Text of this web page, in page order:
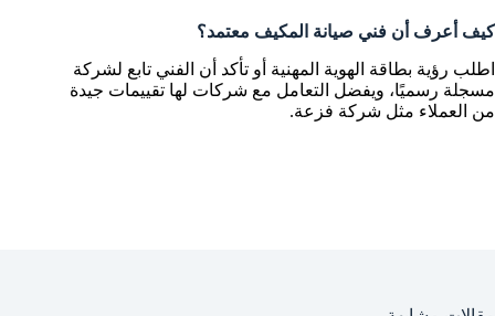
كيف أعرف أن فني صيانة المكيف معتمد؟
اطلب رؤية بطاقة الهوية المهنية أو تأكد أن الفني تابع لشركة
مسجلة رسميًا، ويفضل التعامل مع شركات لها تقييمات جيدة
من العملاء مثل شركة فزعة.